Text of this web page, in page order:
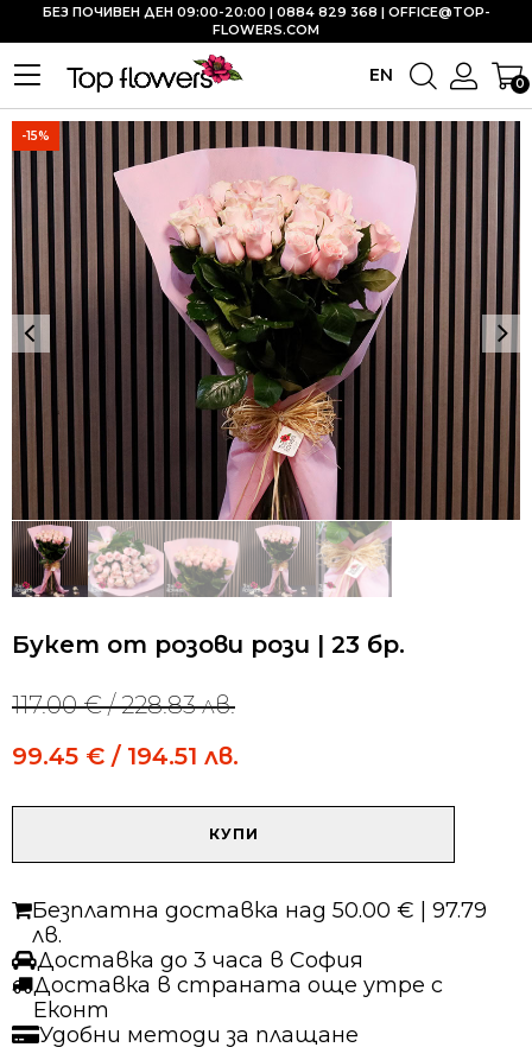
EN 0
БЕЗ ПОЧИВЕН ДЕН 09:00-20:00 | 0884 829 368 | OFFICE@TOP-
FLOWERS.COM
-15%
Букет от розови рози | 23 бр.
Original
was:
/
117.00€/ 228.83 лв.
Current
is:
/
99.45 € / 194.51 лв.
от
розови
рози
|
бр.
КУПИ
Безплатна доставка над 50.00 € | 97.79
лв.
Доставка до 3 часа в София
Доставка в страната още утре с
Еконт
Удобни методи за плащане